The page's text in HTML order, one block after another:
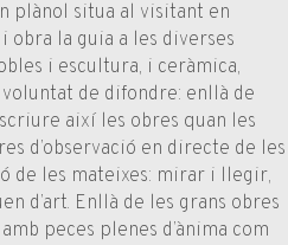
plànol situa al visitant en
obra la guia a les diverses
i escultura, i ceràmica,
de difondre: enllà de
així les obres quan les
d’observació en directe de les
de les mateixes: mirar i llegir,
d’art. Enllà de les grans obres
peces plenes d’ànima com